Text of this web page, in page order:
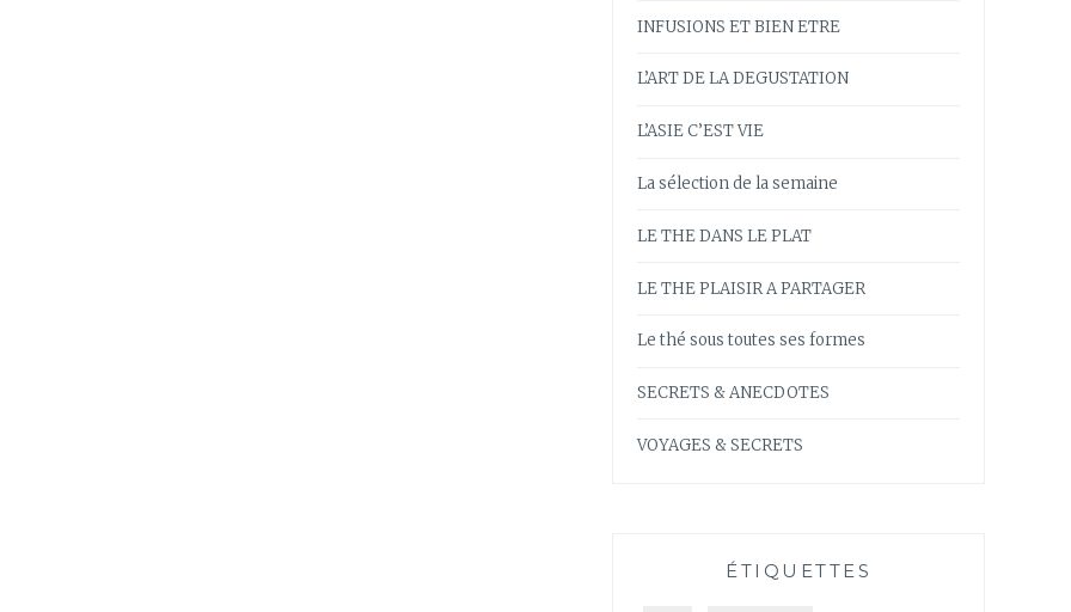
INFUSIONS ET BIEN ETRE
L’ART DE LA DEGUSTATION
L’ASIE C’EST VIE
La sélection de la semaine
LE THE DANS LE PLAT
LE THE PLAISIR A PARTAGER
Le thé sous toutes ses formes
SECRETS & ANECDOTES
VOYAGES & SECRETS
ÉTIQUETTES